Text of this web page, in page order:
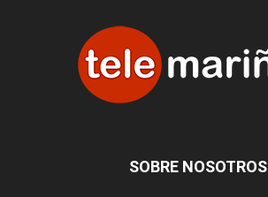
SOBRE NOSOTROS